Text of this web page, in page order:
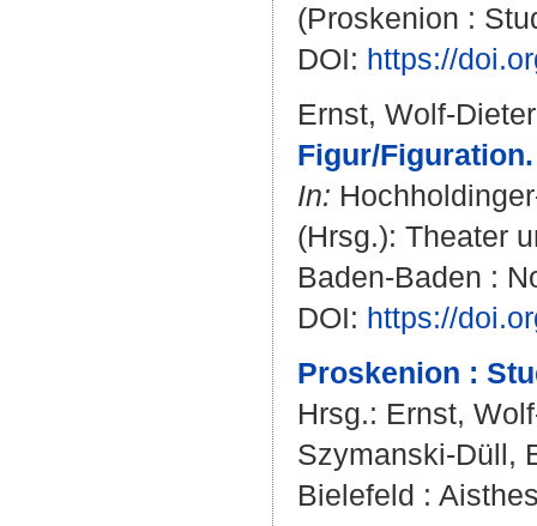
(Proskenion :
DOI: https://
Ernst, Wolf-Dieter
Figur/Figuration.
In:
(Hrsg.): Theater
Baden-Baden :
DOI: https://
Proskenion :
Hrsg.: Ernst,
Szymanski-Düll,
Bielefeld :